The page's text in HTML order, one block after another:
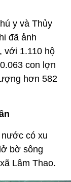
y và Thủy
đã ảnh
với 1.110 hộ
con lợn
hơn 582
có xu
bờ sông
Lâm Thao.